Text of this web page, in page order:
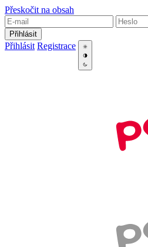
Přeskočit na obsah
Přihlásit
Přihlásit Registrace